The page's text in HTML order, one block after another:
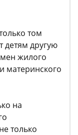
том
детям другую
жилого
материнского
на
только